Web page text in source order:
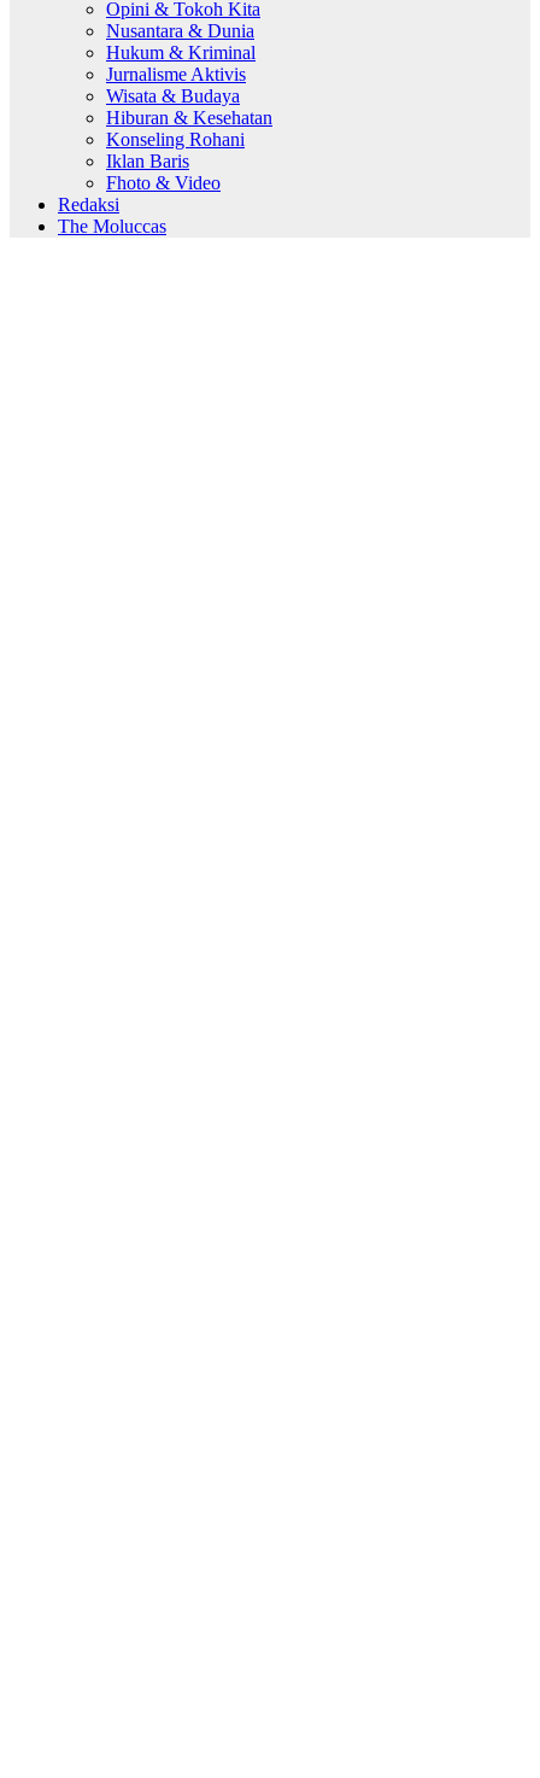
Opini & Tokoh Kita
Nusantara & Dunia
Hukum & Kriminal
Jurnalisme Aktivis
Wisata & Budaya
Hiburan & Kesehatan
Konseling Rohani
Iklan Baris
Fhoto & Video
Redaksi
The Moluccas